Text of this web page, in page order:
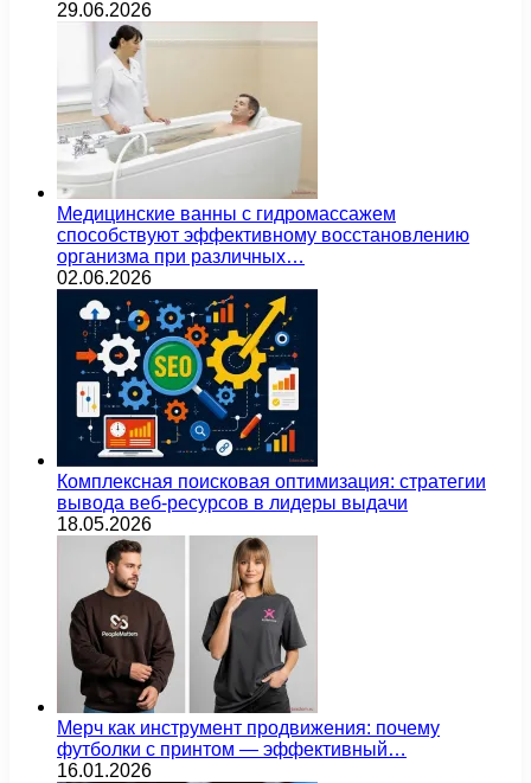
29.06.2026
Медицинские ванны с гидромассажем
способствуют эффективному восстановлению
организма при различных…
02.06.2026
Комплексная поисковая оптимизация: стратегии
вывода веб-ресурсов в лидеры выдачи
18.05.2026
Мерч как инструмент продвижения: почему
футболки с принтом — эффективный…
16.01.2026